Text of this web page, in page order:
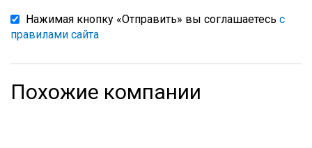
Нажимая кнопку «Отправить» вы соглашаетесь с
правилами сайта
Похожие компании